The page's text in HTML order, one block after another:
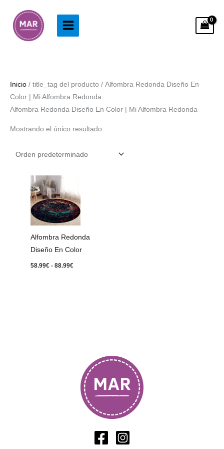
contenido
Inicio / title_tag del producto / Alfombra Redonda Diseño En
Color | Mi Alfombra Redonda
Alfombra Redonda Diseño En Color | Mi Alfombra Redonda
Mostrando el único resultado
Alfombra Redonda
Diseño En Color
58.99€ - 88.99€
precios:
desde
58.99€
hasta
88.99€